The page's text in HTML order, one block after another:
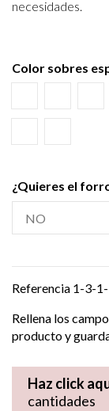
necesidades.
Color sobres
¿Quieres el
Referencia 1-3-
Rellena los
producto y
Haz click
cantidades